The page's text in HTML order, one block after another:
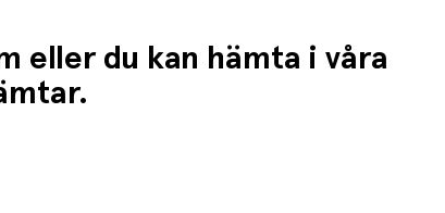
eller du kan hämta i våra